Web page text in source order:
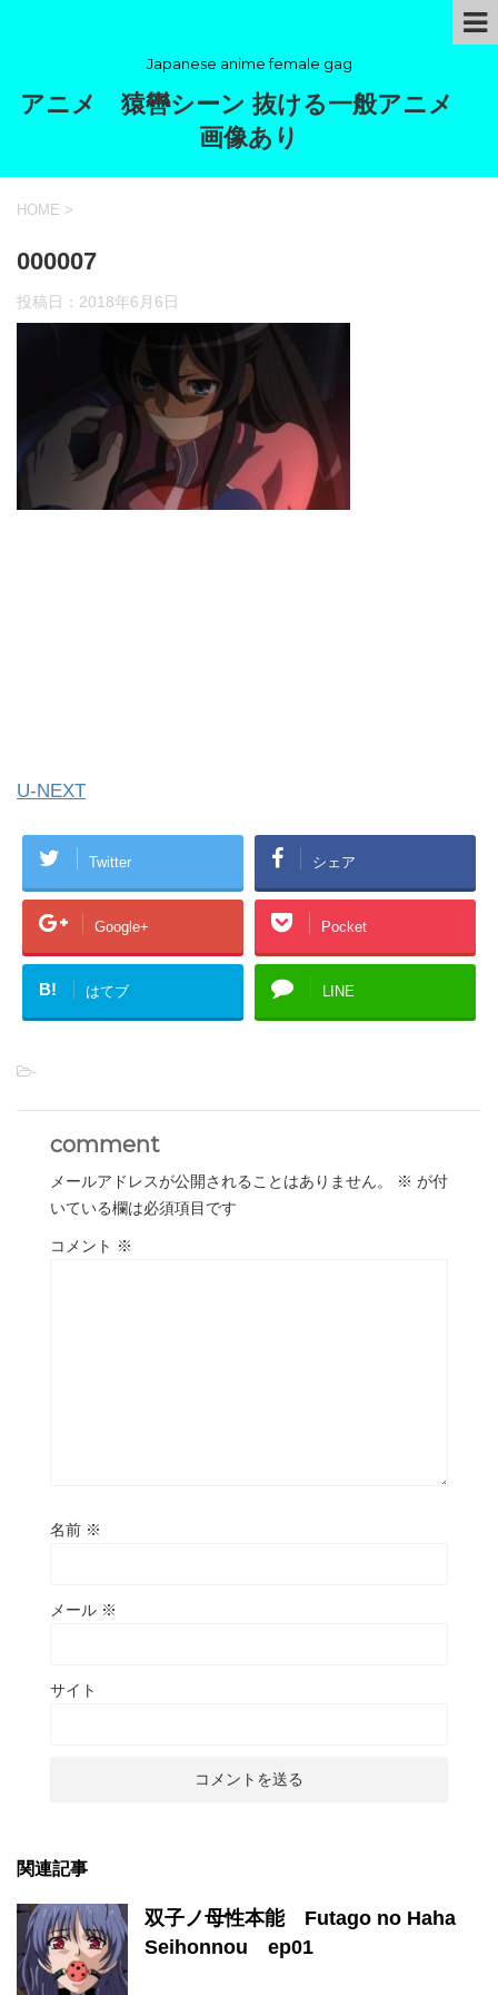
Japanese anime female gag
アニメ 猿轡シーン 抜ける一般アニメ
画像あり
HOME >
000007
投稿日： 2018年6月6日
U-NEXT
Twitter シェア
Google+ Pocket
B! はてブ LINE
-
comment
メールアドレスが公開されることはありません。 ※ が付
いている欄は必須項目です
コメント ※
名前 ※
メール ※
サイト
関連記事
双子ノ母性本能 Futago no Haha
Seihonnou ep01